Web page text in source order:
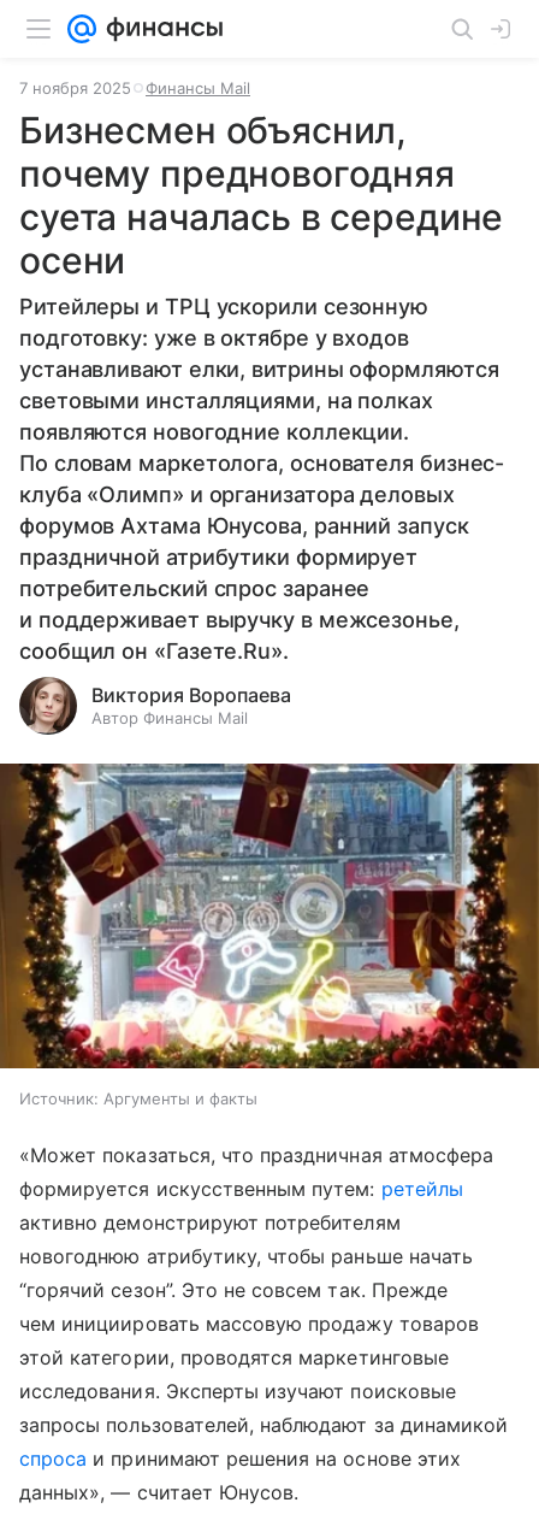
7 ноября 2025 Финансы Mail
Бизнесмен объяснил,
почему предновогодняя
суета началась в середине
осени
Ритейлеры и ТРЦ ускорили сезонную
подготовку: уже в октябре у входов
устанавливают елки, витрины оформляются
световыми инсталляциями, на полках
появляются новогодние коллекции.
По словам маркетолога, основателя бизнес-
клуба «Олимп» и организатора деловых
форумов Ахтама Юнусова, ранний запуск
праздничной атрибутики формирует
потребительский спрос заранее
и поддерживает выручку в межсезонье,
сообщил он «Газете.Ru».
Виктория Воропаева
Автор Финансы Mail
Источник: Аргументы и факты
«Может показаться, что праздничная атмосфера
формируется искусственным путем: ретейлы
активно демонстрируют потребителям
новогоднюю атрибутику, чтобы раньше начать
“горячий сезон”. Это не совсем так. Прежде
чем инициировать массовую продажу товаров
этой категории, проводятся маркетинговые
исследования. Эксперты изучают поисковые
запросы пользователей, наблюдают за динамикой
спроса и принимают решения на основе этих
данных», — считает Юнусов.